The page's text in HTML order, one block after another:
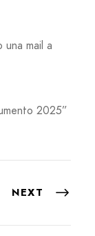
mail a
2025”
NEXT